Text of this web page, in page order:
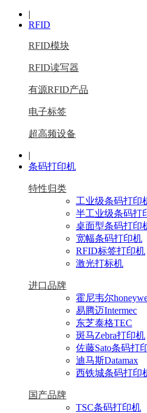
|
RFID
RFID模块
RFID读写器
有源RFID产品
电子标签
超高频设备
|
条码打印机
特性归类
工业级条码打印
半工业级条码打
桌面型条码打印
宽幅条码打印机
RFID标签打印机
激光打标机
进口品牌
霍尼韦尔
易腾迈Intermec
东芝泰格TEC
斑马Zebra打印机
佐藤Sato条码打
迪马斯Datamax
西铁城条码打印
国产品牌
TSC条码打印机